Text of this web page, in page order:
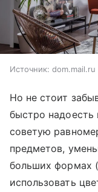
Источник: dom.mail.ru
Но не стоит
быстро надоесть
советую
предметов,
больших формах
использовать